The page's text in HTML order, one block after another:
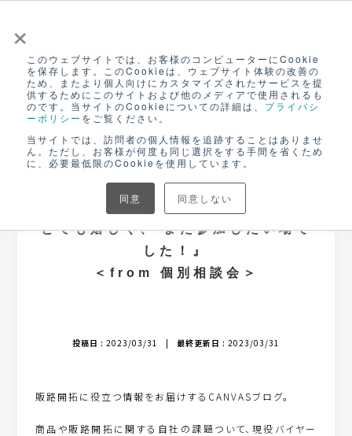
×
このウェブサイトでは、お客様のコンピューターにCookie
を保存します。このCookieは、ウェブサイト体験の改善の
ため、またより個人向けにカスタマイズされたサービスを提
供するためにこのサイトおよび他のメディアで使用されるも
のです。当サイトのCookieについての詳細は、 プライバシ
ーポリシー をご覧ください。
当サイトでは、訪問者の個人情報を追跡することはありませ
ん。ただし、お客様が何度も同じ選択をする手間を省くため
に、必要最低限のCookieを使用しています。
同意 同意しない
ログイン
無料アカウント登録
NEWS
CANVASブログ
『新しい販路の可能性が見えたことが
とても嬉しく、 また参加したい場で
した！』
＜from 個別相談会＞
投稿日 : 2023/03/31 | 最終更新日 : 2023/03/31
販路開拓に役立つ情報をお届けするCANVASブログ。
商品や販路開拓に関する自社の課題ついて、現役バイヤー